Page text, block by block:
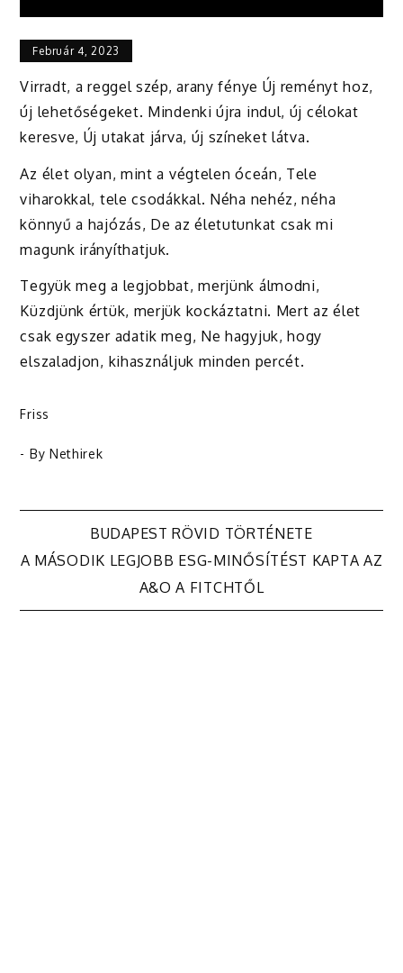
Február 4, 2023
Virradt, a reggel szép, arany fénye Új reményt hoz,
új lehetőségeket. Mindenki újra indul, új célokat
keresve, Új utakat járva, új színeket látva.
Az élet olyan, mint a végtelen óceán, Tele
viharokkal, tele csodákkal. Néha nehéz, néha
könnyű a hajózás, De az életutunkat csak mi
magunk irányíthatjuk.
Tegyük meg a legjobbat, merjünk álmodni,
Küzdjünk értük, merjük kockáztatni. Mert az élet
csak egyszer adatik meg, Ne hagyjuk, hogy
elszaladjon, kihasználjuk minden percét.
Friss
- By Nethirek
Bejegyzés
navigáció
BUDAPEST RÖVID TÖRTÉNETE
A MÁSODIK LEGJOBB ESG-MINŐSÍTÉST KAPTA AZ
A&O A FITCHTŐL